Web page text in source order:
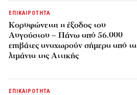
ΕΠΙΚΑΙΡΟΤΗΤΑ
Κορυφώνεται η έξοδος του
Αυγούστου – Πάνω από 56.000
επιβάτες αναχωρούν σήμερα από τα
λιμάνια της Αττικής
ΕΠΙΚΑΙΡΟΤΗΤΑ